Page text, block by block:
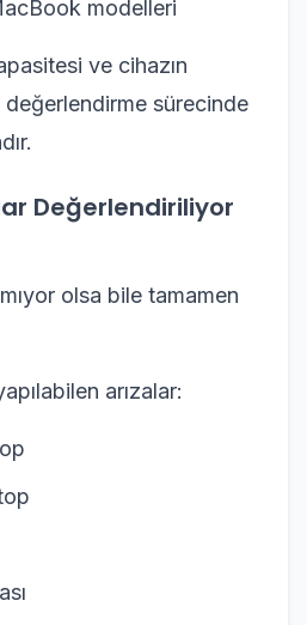
modelleri
ve cihazın
sürecinde
Değerlendiriliyor
olsa bile tamamen
arızalar: